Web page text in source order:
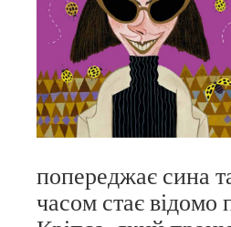
попереджає сина
часом стає